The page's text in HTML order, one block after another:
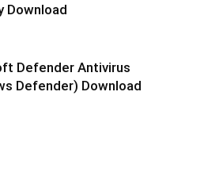
Download
Defender Antivirus
Defender) Download